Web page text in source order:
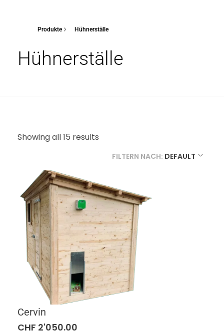
Produkte Hühnerställe
Hühnerställe
Showing all 15 results
FILTERN NACH: DEFAULT
Cervin
CHF 2'050.00